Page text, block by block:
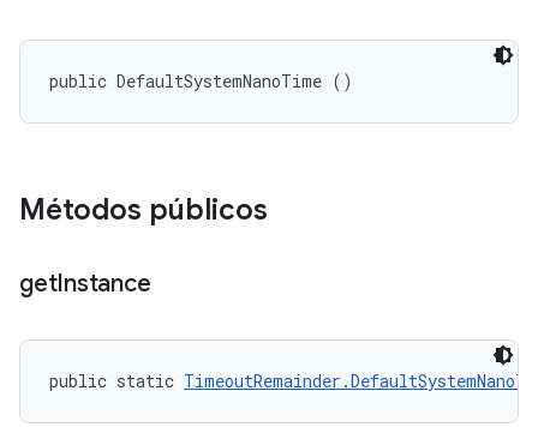
public DefaultSystemNanoTime ()
Métodos públicos
getInstance
public static